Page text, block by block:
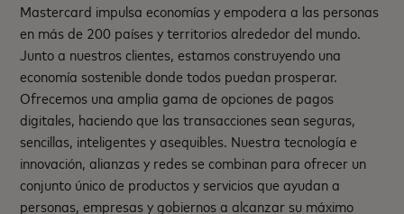
Mastercard impulsa economías y empodera a las personas
en más de 200 países y territorios alrededor del mundo.
Junto a nuestros clientes, estamos construyendo una
economía sostenible donde todos puedan prosperar.
Ofrecemos una amplia gama de opciones de pagos
digitales, haciendo que las transacciones sean seguras,
sencillas, inteligentes y asequibles. Nuestra tecnología e
innovación, alianzas y redes se combinan para ofrecer un
conjunto único de productos y servicios que ayudan a
personas, empresas y gobiernos a alcanzar su máximo